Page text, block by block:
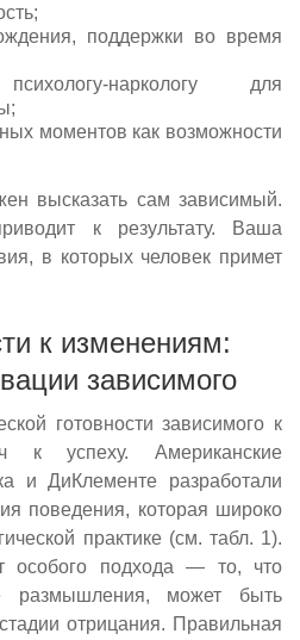
поддержки во время
наркологу для
моментов как возможности
высказать сам зависимый.
к результату. Ваша
в которых человек примет
к изменениям:
зависимого
готовности зависимого к
успеху. Американские
и ДиКлементе разработали
поведения, которая широко
практике (см. табл. 1).
особого подхода — то, что
размышления, может быть
отрицания. Правильная